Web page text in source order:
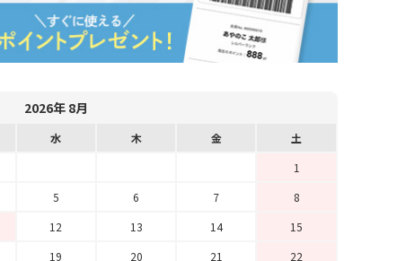
2026年 8月
水 木 金
土
1
5 6 7
8
12 13 14
15
19 20 21
22